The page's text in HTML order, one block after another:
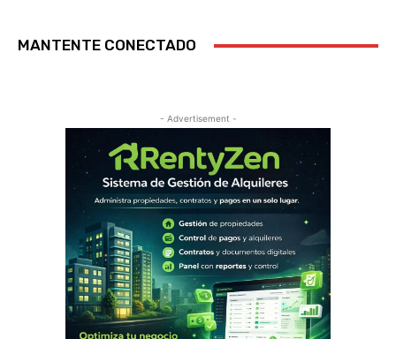
MANTENTE CONECTADO
- Advertisement -